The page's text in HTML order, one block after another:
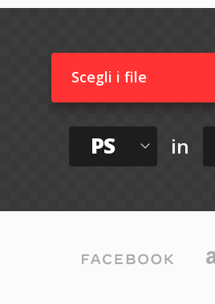
Scegli i file
PS in